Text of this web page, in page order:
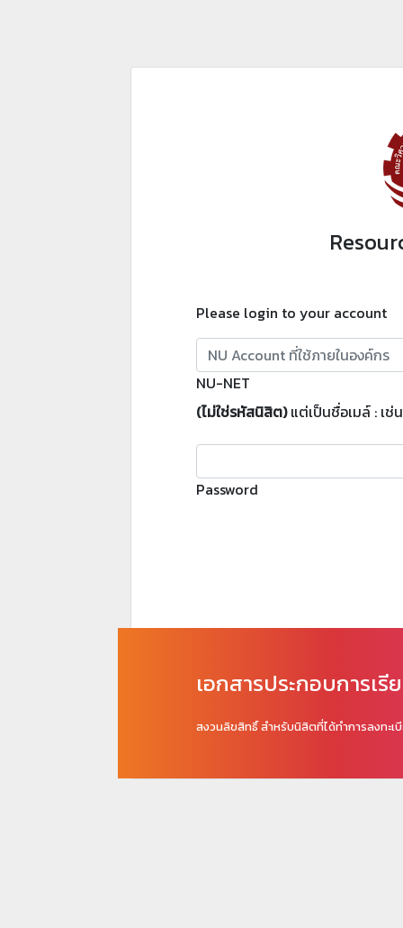
Please login to your account
NU-NET
(ไม่ใช่รหัสนิสิต)แต่เป็นชื่อเมล์ : เ
Password
เอกสารประกอบการเรี
สงวนลิขสิทธิ์ สำหรับนิสิตที่ได้ทำการลงทะ